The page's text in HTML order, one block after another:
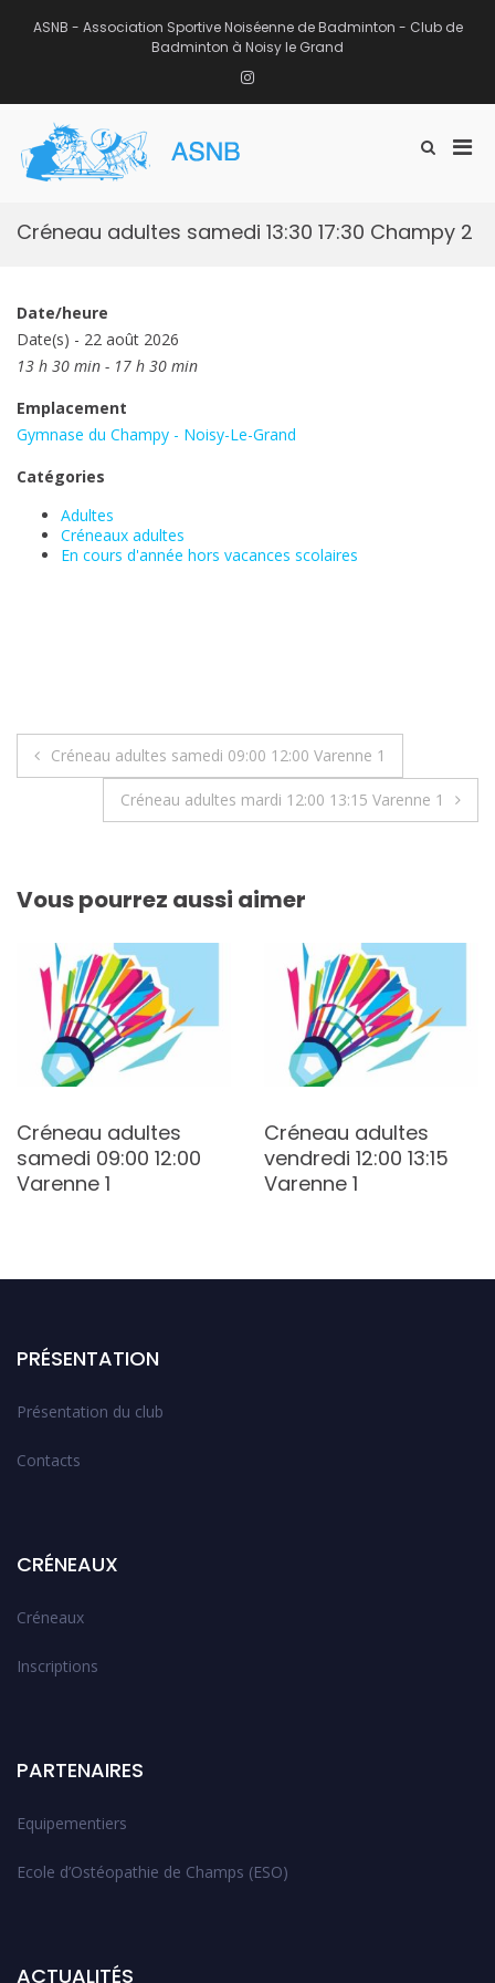
ASNB - Association Sportive Noiséenne de Badminton - Club de
Badminton à Noisy le Grand
Instagram
Afficher
recherche
Créneau adultes samedi 13:30 17:30 Champy 2
Date/heure
Date(s) - 22 août 2026
13 h 30 min - 17 h 30 min
Emplacement
Gymnase du Champy - Noisy-Le-Grand
Catégories
Adultes
Créneaux adultes
En cours d'année hors vacances scolaires
Navigation
Créneau adultes samedi 09:00 12:00 Varenne 1
Créneau adultes mardi 12:00 13:15 Varenne 1
Vous pourrez aussi aimer
Créneau adultes
samedi 09:00 12:00
Varenne 1
Créneau adultes
vendredi 12:00 13:15
Varenne 1
PRÉSENTATION
Présentation du club
Contacts
CRÉNEAUX
Créneaux
Inscriptions
PARTENAIRES
Equipementiers
Ecole d’Ostéopathie de Champs (ESO)
ACTUALITÉS